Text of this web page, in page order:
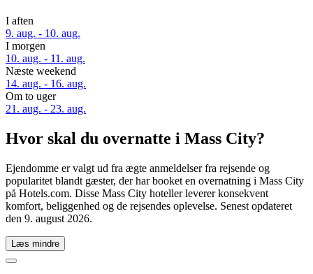
I aften
9. aug. - 10. aug.
I morgen
10. aug. - 11. aug.
Næste weekend
14. aug. - 16. aug.
Om to uger
21. aug. - 23. aug.
Hvor skal du overnatte i Mass City?
Ejendomme er valgt ud fra ægte anmeldelser fra rejsende og
popularitet blandt gæster, der har booket en overnatning i Mass City
på Hotels.com. Disse Mass City hoteller leverer konsekvent
komfort, beliggenhed og de rejsendes oplevelse. Senest opdateret
den 9. august 2026.
Læs mindre